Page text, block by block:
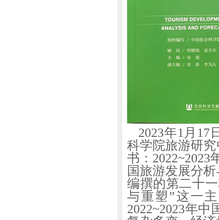
2023年1月17
科学院旅游研
书：2022~2023
国旅游发展分
编撰的第二十
与重塑”这一
2022~2023年